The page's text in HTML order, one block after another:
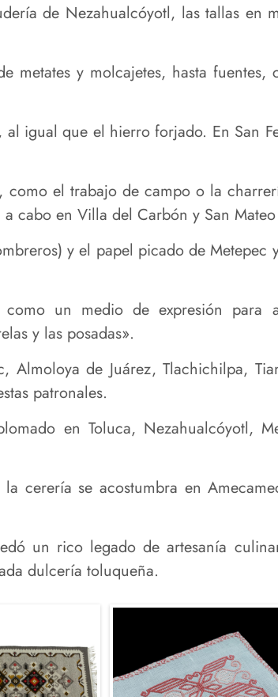
de Nezahualcóyotl, las tallas en
metates y molcajetes, hasta fuentes,
igual que el hierro forjado. En San
como el trabajo de campo o la
cabo en Villa del Carbón y San
y el papel picado de Metepec
un medio de expresión para
y las posadas».
Almoloya de Juárez, Tlachichilpa,
patronales.
en Toluca, Nezahualcóyotl,
cerería se acostumbra en
un rico legado de artesanía
dulcería toluqueña.